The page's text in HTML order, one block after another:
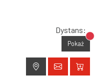
Dystans:
Pokaż